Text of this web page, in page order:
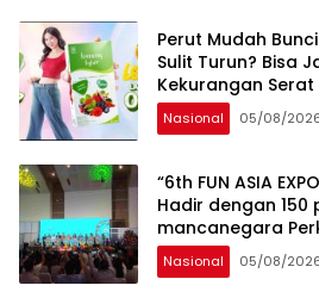
Perut Mudah
Sulit Turun? Bisa
Kekurangan Serat
Nasional 05/08/
“6th FUN ASIA
Hadir dengan
mancanegara
Rekreasi dan
Tanah Air
Nasional 05/08/